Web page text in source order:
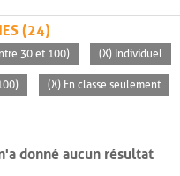
(24)
30 et 100) (X) Individuel
(X) En classe seulement
donné aucun résultat